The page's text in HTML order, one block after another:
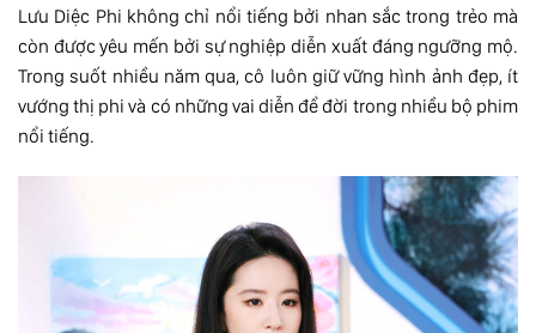
Lưu Diệc Phi không chỉ nổi tiếng bởi nhan sắc trong trẻo mà
còn được yêu mến bởi sự nghiệp diễn xuất đáng ngưỡng mộ.
Trong suốt nhiều năm qua, cô luôn giữ vững hình ảnh đẹp, ít
vướng thị phi và có những vai diễn để đời trong nhiều bộ phim
nổi tiếng.